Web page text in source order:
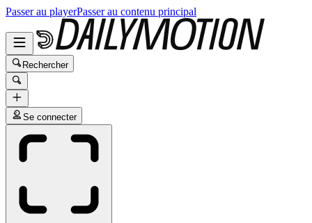
Passer au playerPasser au contenu principal
Rechercher
Se connecter